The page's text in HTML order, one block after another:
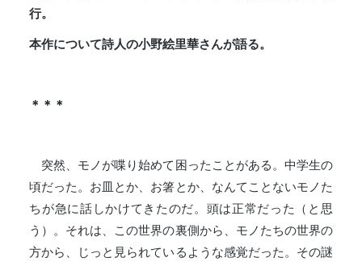
行。
本作について詩人の小野絵里華さんが語る。
＊＊＊
突然、モノが喋り始めて困ったことがある。中学生の
頃だった。お皿とか、お箸とか、なんてことないモノた
ちが急に話しかけてきたのだ。頭は正常だった（と思
う）。それは、この世界の裏側から、モノたちの世界の
方から、じっと見られているような感覚だった。その謎